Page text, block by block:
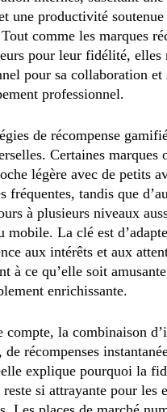
une productivité soutenue
comme les marques
pour leur fidélité, elles
pour sa collaboration et
professionnel.
de récompense
Certaines marques
légère avec de petits
fréquentes, tandis que
à plusieurs niveaux
mobile. La clé est
aux intérêts et aux
à ce qu’elle soit
enrichissante.
compte, la combinaison
récompenses
explique pourquoi la
si attrayante pour les